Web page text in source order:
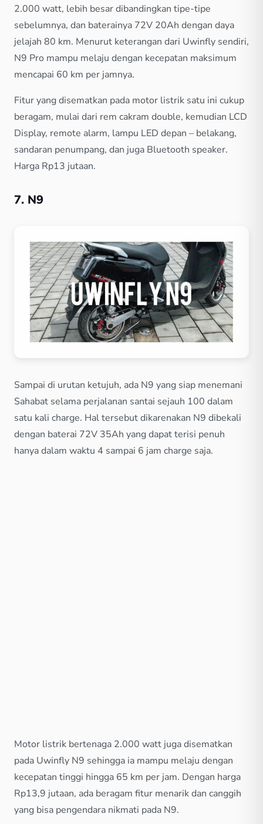
2.000 watt, lebih besar dibandingkan tipe-tipe
sebelumnya, dan baterainya 72V 20Ah dengan daya
jelajah 80 km. Menurut keterangan dari Uwinfly sendiri,
N9 Pro mampu melaju dengan kecepatan maksimum
mencapai 60 km per jamnya.
Fitur yang disematkan pada motor listrik satu ini cukup
beragam, mulai dari rem cakram double, kemudian LCD
Display, remote alarm, lampu LED depan – belakang,
sandaran penumpang, dan juga Bluetooth speaker.
Harga Rp13 jutaan.
7. N9
Sampai di urutan ketujuh, ada N9 yang siap menemani
Sahabat selama perjalanan santai sejauh 100 dalam
satu kali charge. Hal tersebut dikarenakan N9 dibekali
dengan baterai 72V 35Ah yang dapat terisi penuh
hanya dalam waktu 4 sampai 6 jam charge saja.
Motor listrik bertenaga 2.000 watt juga disematkan
pada Uwinfly N9 sehingga ia mampu melaju dengan
kecepatan tinggi hingga 65 km per jam. Dengan harga
Rp13,9 jutaan, ada beragam fitur menarik dan canggih
yang bisa pengendara nikmati pada N9.